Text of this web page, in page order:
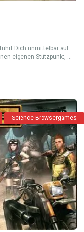
Dich unmittelbar auf
eigenen Stützpunkt, ...
Science Browsergames